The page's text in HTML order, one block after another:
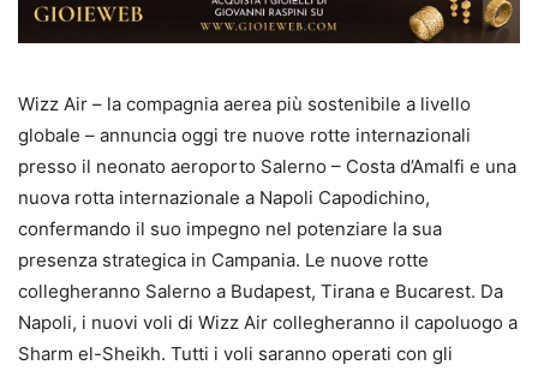
Wizz Air – la compagnia aerea più sostenibile a livello
globale – annuncia oggi tre nuove rotte internazionali
presso il neonato aeroporto Salerno – Costa d’Amalfi e una
nuova rotta internazionale a Napoli Capodichino,
confermando il suo impegno nel potenziare la sua
presenza strategica in Campania. Le nuove rotte
collegheranno Salerno a Budapest, Tirana e Bucarest. Da
Napoli, i nuovi voli di Wizz Air collegheranno il capoluogo a
Sharm el-Sheikh. Tutti i voli saranno operati con gli